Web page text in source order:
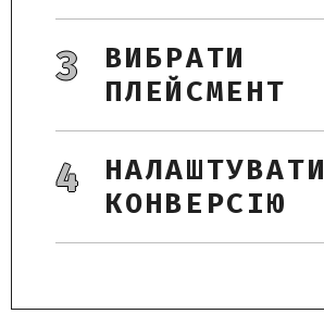
3
ВИБРАТИ
ПЛЕЙСМЕНТ
4
НАЛАШТУВАТИ
КОНВЕРСІЮ